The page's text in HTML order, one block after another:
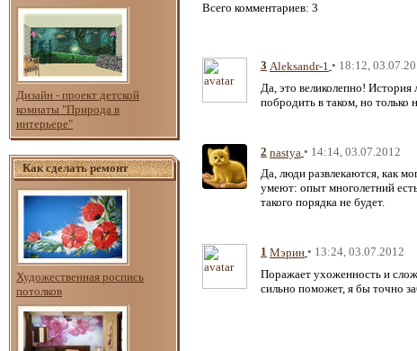
Дизайн - проект детской
комнаты "Природа в
интерьере"
Как сделать ремонт
Художественная роспись
потолков
Всего комментариев: 3
3 Aleksandr-1 • 18:12,
Да, это великолепно!
побродить в таком, но только
2 nastya • 14:14, 03.07.2012
Да, люди развлекаются, как
умеют: опыт многолетний
такого порядка не будет.
1 Мэрин • 13:24, 03.07.2012
Поражает ухоженность и
сильно поможет, я бы точно